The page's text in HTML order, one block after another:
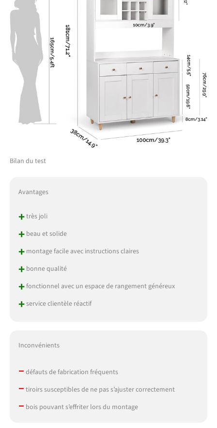
Bilan du test
Avantages
+très joli
+beau et solide
+montage facile avec instructions claires
+bonne qualité
+fonctionnel avec un espace de rangement généreux
+service clientèle réactif
Inconvénients
– défauts de fabrication fréquents
– tiroirs susceptibles de ne pas s’ajuster correctement
– bois pouvant s’effriter lors du montage